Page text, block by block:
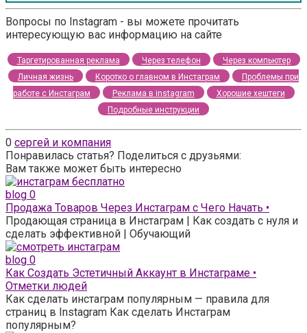
Вопросы по Instagram - вы можете прочитать
интересующую вас информацию на сайте
Таргетированная реклама Через телефон
Через компьютер
Личная жизнь
Коротко о главном в Инстаграм
Проблемы при
работе с Инстаграм
Реклама в instagram
Хорошие хештеги
Подробные инструкции
0 сергей и компания
Понравилась статья? Поделиться с друзьями:
Вам также может быть интересно
blog 0
Продажа Товаров Через Инстаграм с Чего Начать •
Продающая страница в Инстаграм | Как создать с нуля и
сделать эффективной | Обучающий
blog 0
Как Создать Эстетичный Аккаунт в Инстаграме •
Отметки людей
Как сделать инстаграм популярным — правила для
страниц в Instagram Как сделать Инстаграм
популярным?